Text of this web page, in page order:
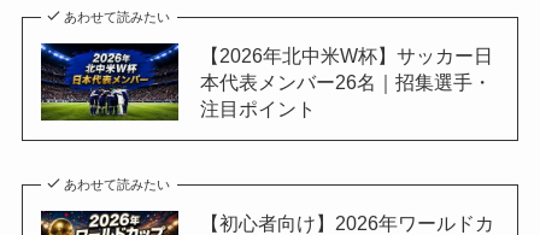
あわせて読みたい
【2026年北中米W杯】サッカー日
本代表メンバー26名｜招集選手・
注目ポイント
あわせて読みたい
【初心者向け】2026年ワールドカ